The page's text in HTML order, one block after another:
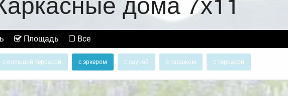
Площадь Все
с большой террасой с эркером с сауной с гаражом с террасой